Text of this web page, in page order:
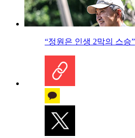
“정원은 인생 2막의 스승”